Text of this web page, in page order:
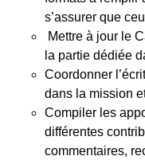
s’assurer que
Mettre à jour le
la partie dédiée
Coordonner
dans la mission
Compiler les
différentes
commentaires,